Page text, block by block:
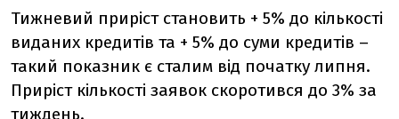
Тижневий приріст становить + 5% до кількості
виданих кредитів та + 5% до суми кредитів –
такий показник є сталим від початку липня.
Приріст кількості заявок скоротився до 3% за
тиждень.